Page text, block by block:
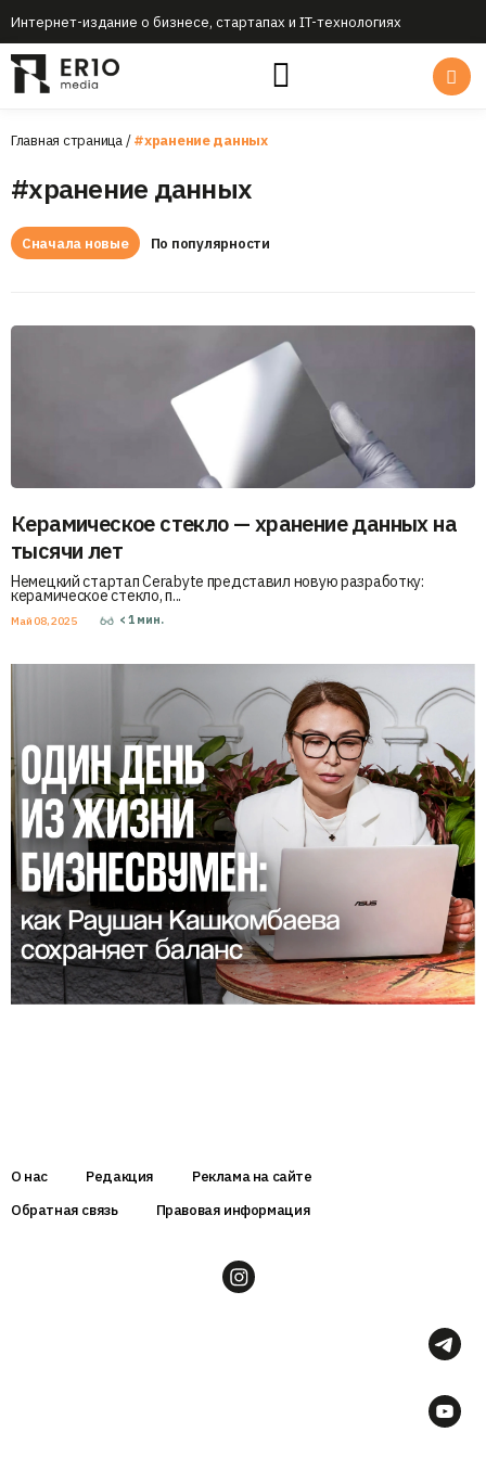
Интернет-издание о бизнесе, стартапах и IT-технологиях
Главная страница/#хранение данных
#хранение данных
Сначала новые По популярности
Керамическое стекло — хранение данных на
тысячи лет
Немецкий стартап Cerabyte представил новую разработку:
керамическое стекло, п...
Май 08, 2025 < 1 мин.
О нас Редакция
Реклама на сайте
Обратная связь
Правовая информация